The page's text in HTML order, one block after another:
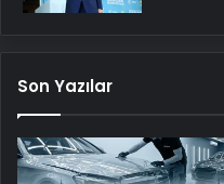
Son Yazılar